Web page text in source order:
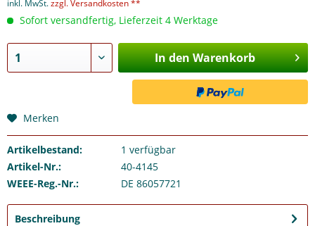
inkl. MwSt.zzgl. Versandkosten **
Sofort versandfertig, Lieferzeit 4 Werktage
In den Warenkorb
Merken
Artikelbestand: 1 verfügbar
Artikel-Nr.:
40-4145
WEEE-Reg.-Nr.:
DE 86057721
Beschreibung